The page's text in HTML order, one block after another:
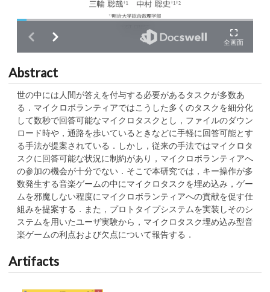
Abstract
世の中には人間が答えを付与する必要があるタスクが多数あ
る．マイクロボランティアではこうした多くのタスクを細分化
して数秒で回答可能なマイクロタスクとし，ファイルのダウン
ロード時や，通路を歩いているときなどに手軽に回答可能とす
る手法が提案されている．しかし，従来の手法ではマイクロタ
スクに回答可能な状況に制約があり，マイクロボランティアへ
の参加の機会が十分でない．そこで本研究では，キー操作が多
数発生する音楽ゲームの中にマイクロタスクを埋め込み，ゲー
ムを邪魔しない程度にマイクロボランティアへの貢献を促す仕
組みを提案する．また，プロトタイプシステムを実装しそのシ
ステムを用いたユーザ実験から，マイクロタスク埋め込み型音
楽ゲームの利点および欠点について報告する．
Artifacts